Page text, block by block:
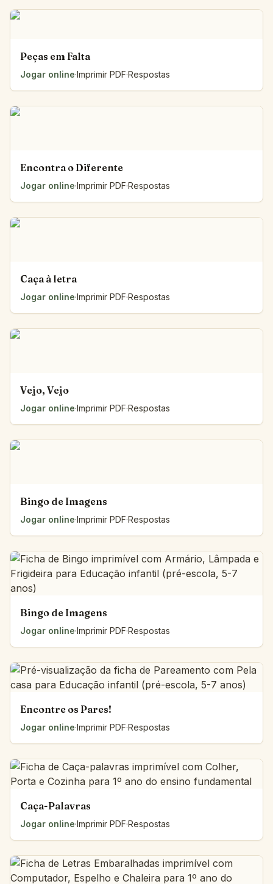
Peças em Falta
Jogar online·Imprimir PDF·Respostas
Encontra o Diferente
Jogar online·Imprimir PDF·Respostas
Caça à letra
Jogar online·Imprimir PDF·Respostas
Vejo, Vejo
Jogar online·Imprimir PDF·Respostas
Bingo de Imagens
Jogar online·Imprimir PDF·Respostas
Bingo de Imagens
Jogar online·Imprimir PDF·Respostas
Encontre os Pares!
Jogar online·Imprimir PDF·Respostas
Caça-Palavras
Jogar online·Imprimir PDF·Respostas